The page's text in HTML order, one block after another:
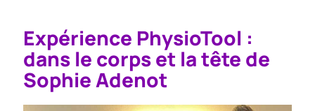
Nos événements
Expérience PhysioTool :
dans le corps et la tête de
Sophie Adenot